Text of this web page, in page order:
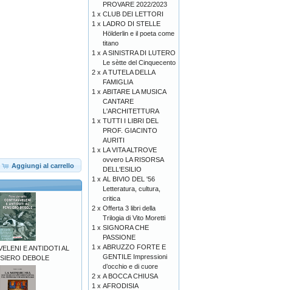
Aggiungi al carrello
E ANTIDOTI AL
DEBOLE
PROVARE 2022/2023
1 x CLUB DEI LETTORI
1 x LADRO DI STELLE
Hölderlin e il poeta come
titano
1 x A SINISTRA DI LUTERO
Le sètte del Cinquecento
2 x A TUTELA DELLA
FAMIGLIA
1 x ABITARE LA MUSICA
CANTARE
L'ARCHITETTURA
1 x TUTTI I LIBRI DEL
PROF. GIACINTO
AURITI
1 x LA VITA ALTROVE
ovvero LA RISORSA
DELL'ESILIO
1 x AL BIVIO DEL '56
Letteratura, cultura,
critica
2 x Offerta 3 libri della
Trilogia di Vito Moretti
1 x SIGNORA CHE
PASSIONE
1 x ABRUZZO FORTE E
GENTILE Impressioni
d’occhio e di cuore
2 x A BOCCA CHIUSA
1 x AFRODISIA